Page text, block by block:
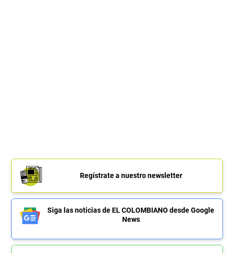
Regístrate a nuestro newsletter
Siga las noticias de EL COLOMBIANO desde Google
News